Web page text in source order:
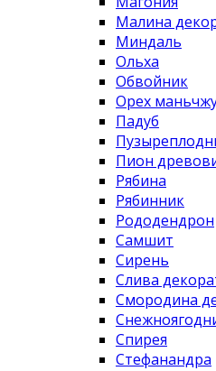
Малина
Миндаль
Ольха
Обвойник
Орех
Падуб
Пион
Рябина
Рябинник
Рододендрон
Самшит
Сирень
Слива
Смородина
Спирея
Стефанандра